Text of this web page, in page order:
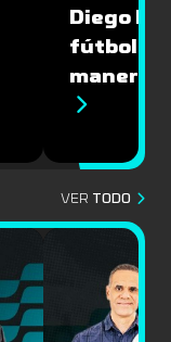
Diego
fútbol
manera
VER TODO